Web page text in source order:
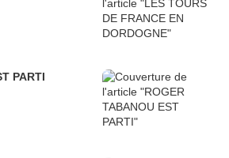
PARTI